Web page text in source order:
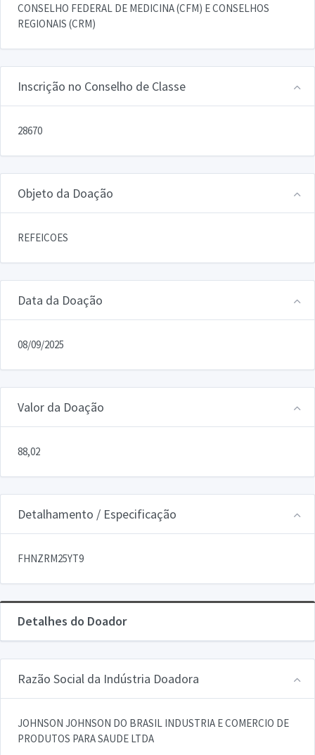
CONSELHO FEDERAL DE MEDICINA (CFM) E CONSELHOS
REGIONAIS (CRM)
Inscrição no Conselho de Classe
28670
Objeto da Doação
REFEICOES
Data da Doação
08/09/2025
Valor da Doação
88,02
Detalhamento / Especificação
FHNZRM25YT9
Detalhes do Doador
Razão Social da Indústria Doadora
JOHNSON JOHNSON DO BRASIL INDUSTRIA E COMERCIO DE
PRODUTOS PARA SAUDE LTDA